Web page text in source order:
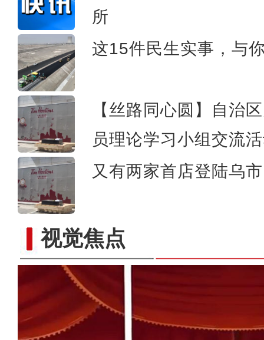
所
这15件民生实事，与
【丝路同心圆】自治
员理论学习小组交流
又有两家首店登陆乌
视觉焦点
经开区：加快道路改造升
新疆兵团昆玉市：“黄金